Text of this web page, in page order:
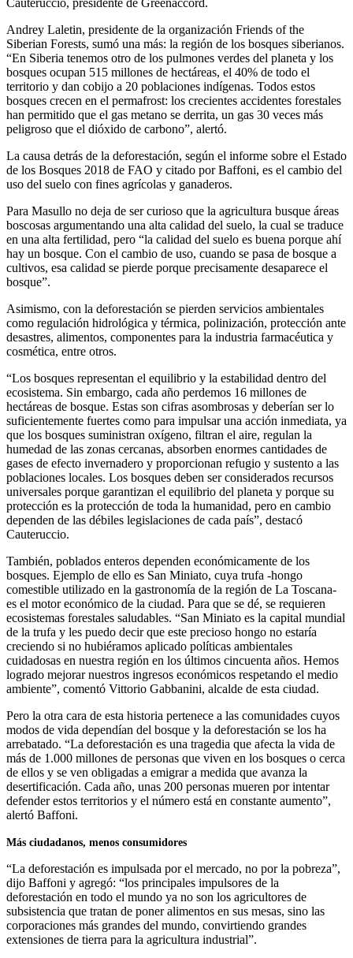
Cauteruccio, presidente de Greenaccord.
Andrey Laletin, presidente de la organización Friends of the
Siberian Forests, sumó una más: la región de los bosques siberianos.
“En Siberia tenemos otro de los pulmones verdes del planeta y los
bosques ocupan 515 millones de hectáreas, el 40% de todo el
territorio y dan cobijo a 20 poblaciones indígenas. Todos estos
bosques crecen en el permafrost: los crecientes accidentes forestales
han permitido que el gas metano se derrita, un gas 30 veces más
peligroso que el dióxido de carbono”, alertó.
La causa detrás de la deforestación, según el informe sobre el Estado
de los Bosques 2018 de FAO y citado por Baffoni, es el cambio del
uso del suelo con fines agrícolas y ganaderos.
Para Masullo no deja de ser curioso que la agricultura busque áreas
boscosas argumentando una alta calidad del suelo, la cual se traduce
en una alta fertilidad, pero “la calidad del suelo es buena porque ahí
hay un bosque. Con el cambio de uso, cuando se pasa de bosque a
cultivos, esa calidad se pierde porque precisamente desaparece el
bosque”.
Asimismo, con la deforestación se pierden servicios ambientales
como regulación hidrológica y térmica, polinización, protección ante
desastres, alimentos, componentes para la industria farmacéutica y
cosmética, entre otros.
“Los bosques representan el equilibrio y la estabilidad dentro del
ecosistema. Sin embargo, cada año perdemos 16 millones de
hectáreas de bosque. Estas son cifras asombrosas y deberían ser lo
suficientemente fuertes como para impulsar una acción inmediata, ya
que los bosques suministran oxígeno, filtran el aire, regulan la
humedad de las zonas cercanas, absorben enormes cantidades de
gases de efecto invernadero y proporcionan refugio y sustento a las
poblaciones locales. Los bosques deben ser considerados recursos
universales porque garantizan el equilibrio del planeta y porque su
protección es la protección de toda la humanidad, pero en cambio
dependen de las débiles legislaciones de cada país”, destacó
Cauteruccio.
También, poblados enteros dependen económicamente de los
bosques. Ejemplo de ello es San Miniato, cuya trufa -hongo
comestible utilizado en la gastronomía de la región de La Toscana-
es el motor económico de la ciudad. Para que se dé, se requieren
ecosistemas forestales saludables. “San Miniato es la capital mundial
de la trufa y les puedo decir que este precioso hongo no estaría
creciendo si no hubiéramos aplicado políticas ambientales
cuidadosas en nuestra región en los últimos cincuenta años. Hemos
logrado mejorar nuestros ingresos económicos respetando el medio
ambiente”, comentó Vittorio Gabbanini, alcalde de esta ciudad.
Pero la otra cara de esta historia pertenece a las comunidades cuyos
modos de vida dependían del bosque y la deforestación se los ha
arrebatado. “La deforestación es una tragedia que afecta la vida de
más de 1.000 millones de personas que viven en los bosques o cerca
de ellos y se ven obligadas a emigrar a medida que avanza la
desertificación. Cada año, unas 200 personas mueren por intentar
defender estos territorios y el número está en constante aumento”,
alertó Baffoni.
Más ciudadanos, menos consumidores
“La deforestación es impulsada por el mercado, no por la pobreza”,
dijo Baffoni y agregó: “los principales impulsores de la
deforestación en todo el mundo ya no son los agricultores de
subsistencia que tratan de poner alimentos en sus mesas, sino las
corporaciones más grandes del mundo, convirtiendo grandes
extensiones de tierra para la agricultura industrial”.